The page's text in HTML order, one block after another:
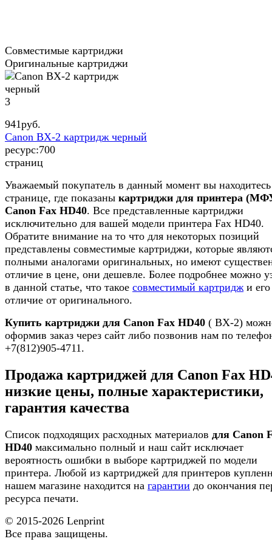
Совместимые картриджи
Оригинальные картриджи
3
941руб.
Canon BX-2 картридж черный
ресурс:700
страниц
Уважаемый покупатель в данный момент вы
странице, где показаны картриджи для принтера
Canon Fax HD40. Все представленные картриджи
исключительно для вашей модели принтера Fax HD40.
Обратите внимание на то что для некоторых позиций
представлены совместимые картриджи, которые
полными аналогами оригинальных, но имеют
отличие в цене, они дешевле. Более подробнее можно
в данной статье, что такое совместимый картридж и его
отличие от оригинального.
Купить картриджи для Canon Fax HD40 ( BX-2)
оформив заказ через сайт либо позвонив нам по
+7(812)905-4711.
Продажа картриджей для Canon Fax
низкие цены, полные характеристики,
гарантия качества
Список подходящих расходных материалов для Canon
HD40 максимально полный и наш сайт исключает
вероятность ошибки в выборе картриджей по модели
принтера. Любой из картриджей для принтеров
нашем магазине находится на гарантии до окончания
ресурса печати.
© 2015-2026 Lenprint
Все права защищены.